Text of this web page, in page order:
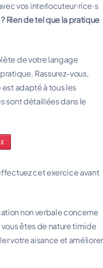
vos interlocuteur·rice·s
Rien de tel que la pratique
de votre langage
Rassurez-vous,
adapté à tous les
sont détaillées dans le
cet exercice avant
non verbale concerne
êtes de nature timide
votre aisance et améliorer